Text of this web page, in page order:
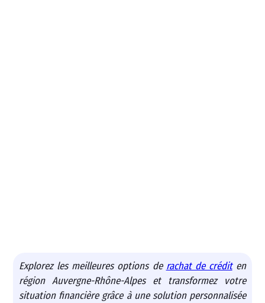
Explorez les meilleures options de rachat de créditen
région Auvergne-Rhône-Alpes et transformez votre
situation financière grâce à une solution personnalisée